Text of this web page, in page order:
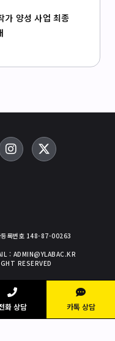
가 양성 사업 최종
등록번호 148-87-00263
: ADMIN@YLABAC.KR
RESERVED
화 상담 카톡 상담